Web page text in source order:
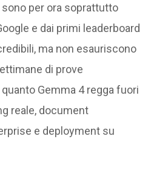
per ora soprattutto
e dai primi leaderboard
ma non esauriscono
di prove
Gemma 4 regga fuori
reale, document
e deployment su